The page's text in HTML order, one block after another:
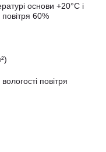
основи +20°С і
повітря 60%
повітря